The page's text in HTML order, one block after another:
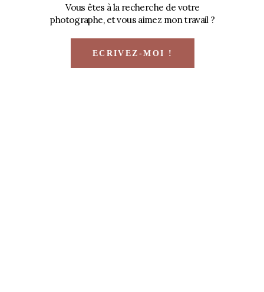
ECRIVEZ-MOI !
Vous êtes à la recherche de votre
photographe, et vous aimez mon travail ?